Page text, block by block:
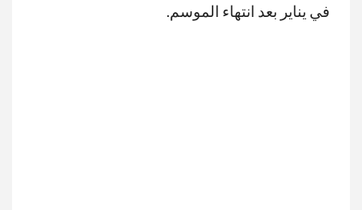
في يناير بعد انتهاء الموسم.